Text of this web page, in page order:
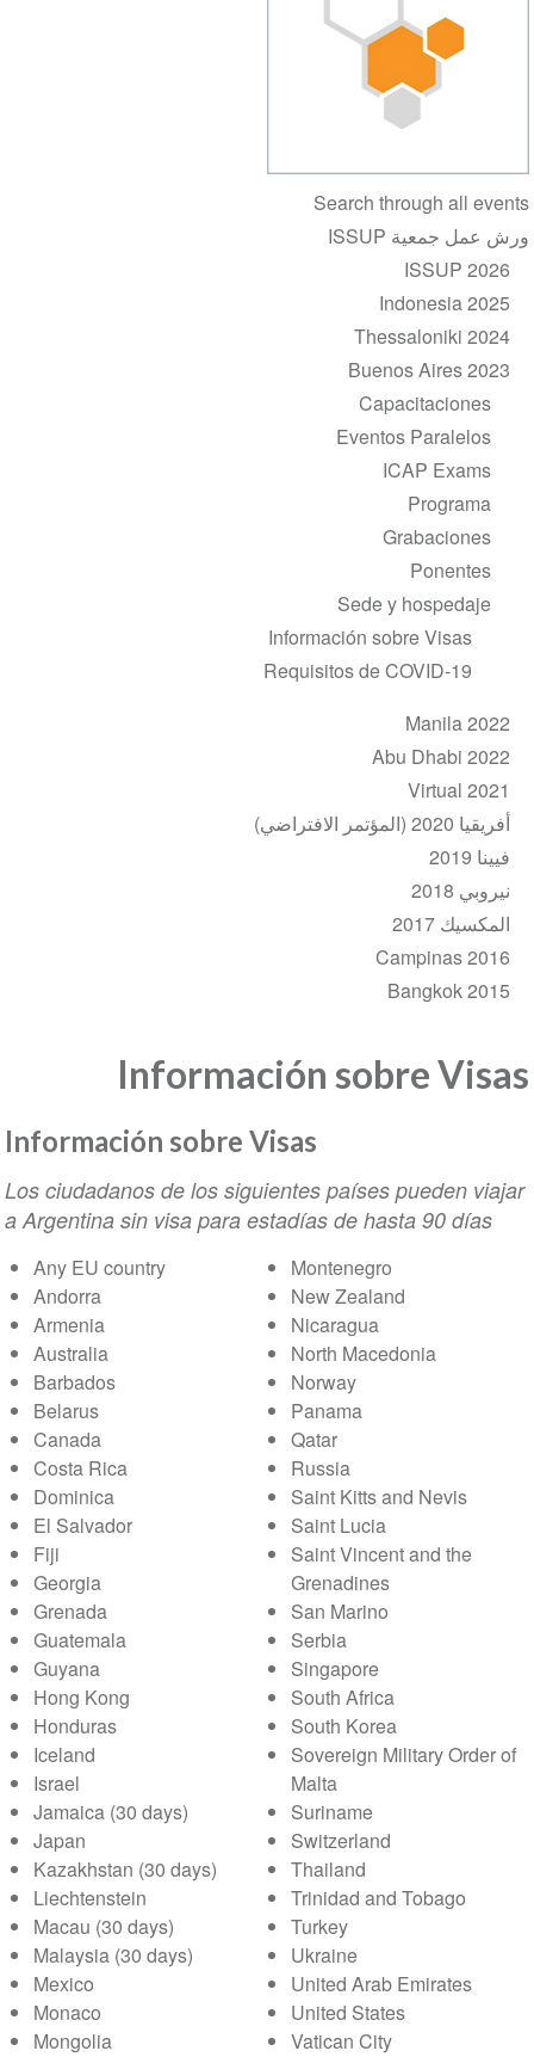
Información sobre Visas
Información sobre Visas
Los ciudadanos de los siguientes países pueden viajar
a Argentina sin visa para estadías de hasta 90 días
Any EU country
Andorra
Armenia
Australia
Barbados
Belarus
Canada
Costa Rica
Dominica
El Salvador
Fiji
Georgia
Grenada
Guatemala
Guyana
Hong Kong
Honduras
Iceland
Israel
Jamaica (30 days)
Japan
Kazakhstan (30 days)
Liechtenstein
Macau (30 days)
Malaysia (30 days)
Mexico
Monaco
Mongolia
Montenegro
New Zealand
Nicaragua
North Macedonia
Norway
Panama
Qatar
Russia
Saint Kitts and Nevis
Saint Lucia
Saint Vincent and the
Grenadines
San Marino
Serbia
Singapore
South Africa
South Korea
Sovereign Military Order of
Malta
Suriname
Switzerland
Thailand
Trinidad and Tobago
Turkey
Ukraine
United Arab Emirates
United States
Vatican City
Section
navigation
Search through all events
ورش عمل جمعية ISSUP
ISSUP 2026
Indonesia 2025
Thessaloniki 2024
Buenos Aires 2023
Capacitaciones
Eventos Paralelos
ICAP Exams
Programa
Grabaciones
Ponentes
Sede y hospedaje
Información sobre Visas
Requisitos de COVID-19
Manila 2022
Abu Dhabi 2022
Virtual 2021
أفريقيا 2020 (المؤتمر الافتراضي)
فيينا 2019
نيروبي 2018
المكسيك 2017
Campinas 2016
Bangkok 2015